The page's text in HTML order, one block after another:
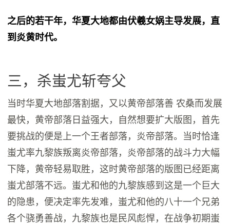
之后的若干年，华夏大地都由伏羲女娲主导发展，直
到炎黄时代。
三，杀蚩尤斩夸父‍
当时华夏大地部落割据，又以黄帝部落善 农桑而发展
最快，黄帝部落日益强大，自然想要扩大版图，首先
要挑战的便是上一个王者部落，炎帝部落。当时恰逢
蚩尤率九黎族叛离炎帝部落，炎帝部落的战斗力大幅
下降，黄帝轻易取胜，这时黄帝部落的版图已经距离
蚩尤部落不远。蚩尤和他的九黎族感到这是一个巨大
的隐患，便决定率先发难，蚩尤和他的八十一个兄弟
各个骁勇善战，九黎族也是民风彪悍，在战争初期蚩